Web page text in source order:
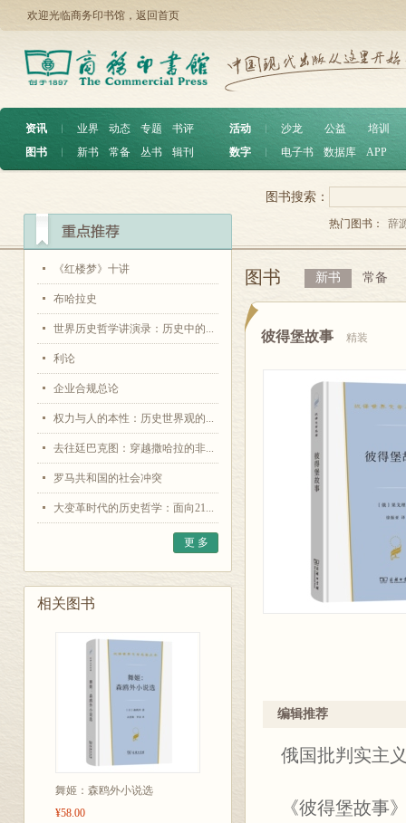
欢迎光临商务印书馆， 返回首页
资讯 ︱ 业界 动态 专题
书评
图书
︱ 新书 常备 丛书 辑刊
活动 沙龙 公益
培训
数字
电子书 数据库 APP
《红楼梦》十讲
布哈拉史
世界历史哲学讲演录：历史中的...
利论
企业合规总论
权力与人的本性：历史世界观的...
去往廷巴克图：穿越撒哈拉的非...
罗马共和国的社会冲突
大变革时代的历史哲学：面向21...
更 多
相关图书
舞姬：森鸥外小说选
¥58.00
图书搜索：
热门图书： 辞
图书 新书 常备
彼得堡故事 精装
编辑推荐
俄国批判实主
《彼得堡故事